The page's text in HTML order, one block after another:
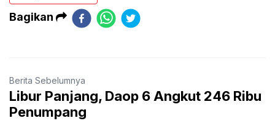
Bagikan
Berita Sebelumnya
Libur Panjang, Daop 6 Angkut 246 Ribu
Penumpang